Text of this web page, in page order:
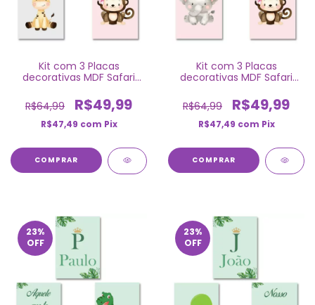
Kit com 3 Placas
decorativas MDF Safari
R$64,99
R$49,99
R$47,49 com Pix
COMPRAR
Kit com 3 Placas
decorativas MDF Safari
R$64,99
R$49,99
R$47,49 com Pix
COMPRAR
23%
OFF
23%
OFF